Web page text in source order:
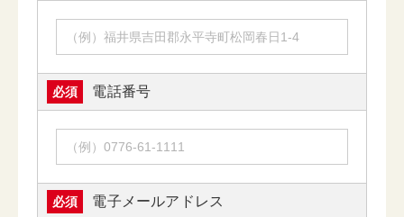
必須 電話番号
必須 電子メールアドレス